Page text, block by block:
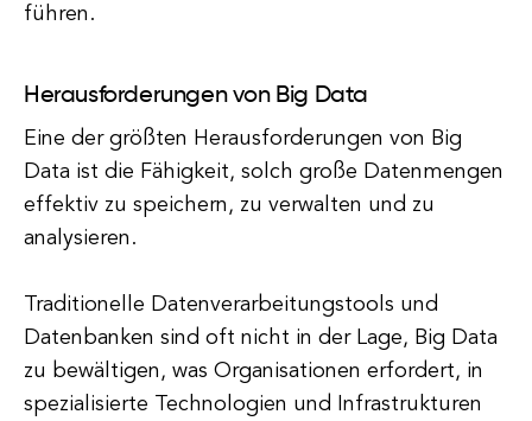
führen.
Herausforderungen von Big Data
Eine der größten Herausforderungen von Big
Data ist die Fähigkeit, solch große Datenmengen
effektiv zu speichern, zu verwalten und zu
analysieren.
Traditionelle Datenverarbeitungstools und
Datenbanken sind oft nicht in der Lage, Big Data
zu bewältigen, was Organisationen erfordert, in
spezialisierte Technologien und Infrastrukturen